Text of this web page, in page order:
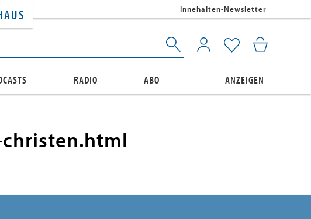
Innehalten-Newsletter
RADIO ABO ANZEIGEN